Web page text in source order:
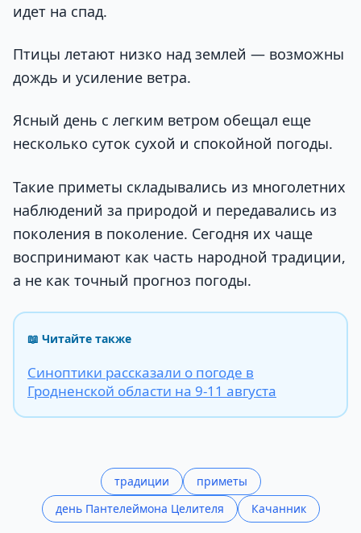
идет на спад.
Птицы летают низко над землей — возможны
дождь и усиление ветра.
Ясный день с легким ветром обещал еще
несколько суток сухой и спокойной погоды.
Такие приметы складывались из многолетних
наблюдений за природой и передавались из
поколения в поколение. Сегодня их чаще
воспринимают как часть народной традиции,
а не как точный прогноз погоды.
📖 Читайте также
Синоптики рассказали о погоде в
Гродненской области на 9-11 августа
традиции
приметы
день Пантелеймона Целителя
Качанник